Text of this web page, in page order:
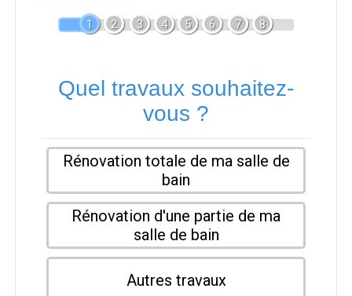
1 2 3 4 5 6 7 8
Quel travaux souhaitez-
vous ?
Rénovation totale de ma salle de
bain
Rénovation d'une partie de ma
salle de bain
Autres travaux